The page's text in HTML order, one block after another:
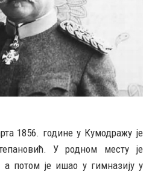
1856. године у Кумодражу је
У родном месту је
потом је ишао у гимназију у